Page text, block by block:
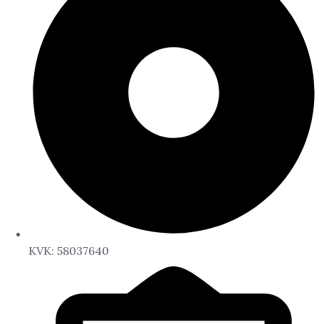
KVK: 58037640